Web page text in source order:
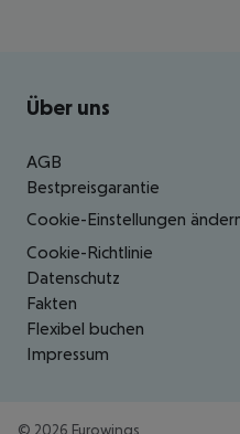
Footer navigation
Über uns
AGB
Bestpreisgarantie
Cookie-Einstellungen
Cookie-Richtlinie
Datenschutz
Fakten
Flexibel buchen
Impressum
© 2026 Eurowings